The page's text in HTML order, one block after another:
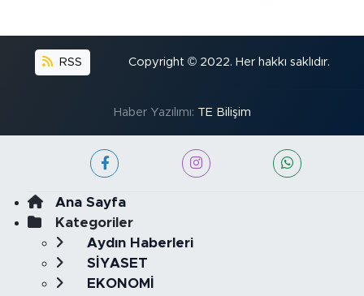
RSS Copyright © 2022. Her hakkı saklıdır.
Haber Yazılımı: TE Bilişim
Ana Sayfa
Kategoriler
Aydın Haberleri
SİYASET
EKONOMİ